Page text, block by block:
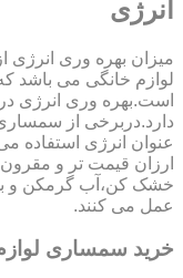
انرژی
میزان بهره وری
لوازم خانگی می باشد
است.بهره وری انرژی
دارد.دربرخی از
عنوان انرژی استفاده
ارزان قیمت تر و مقرون
خشک کن،آب گرمکن و
عمل می کنند.
خرید سمساری